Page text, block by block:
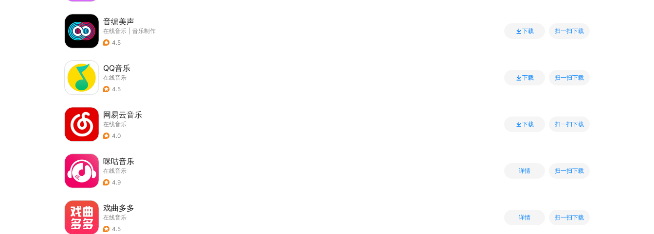
音编美声
在线音乐
音乐制作
4.5
下载 扫一扫下载
QQ音乐
在线音乐
4.5
下载 扫一扫下载
网易云音乐
在线音乐
4.0
下载 扫一扫下载
咪咕音乐
在线音乐
4.9
详情 扫一扫下载
戏曲多多
在线音乐
4.5
详情 扫一扫下载